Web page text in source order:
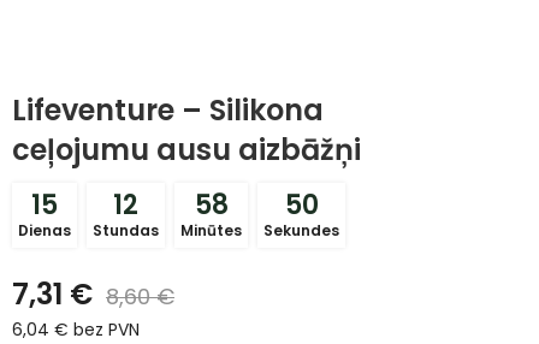
Lifeventure – Silikona
ceļojumu ausu aizbāžņi
15
Dienas
12
Stundas
58
Minūtes
50
Sekundes
7,31 € 8,60€
6,04 € bez PVN